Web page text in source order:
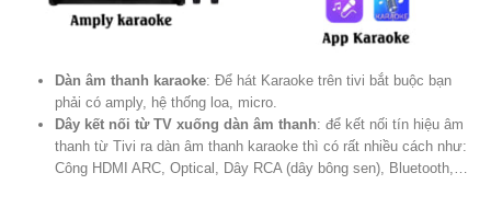
Dàn âm thanh karaoke: Để hát Karaoke trên tivi bắt buộc bạn
phải có amply, hệ thống loa, micro.
Dây kết nối từ TV xuống dàn âm thanh: để kết nối tín hiệu âm
thanh từ Tivi ra dàn âm thanh karaoke thì có rất nhiều cách như:
Công HDMI ARC, Optical, Dây RCA (dây bông sen), Bluetooth,…